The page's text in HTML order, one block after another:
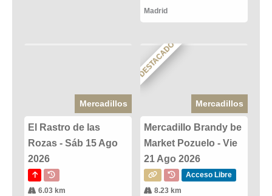
Madrid
Mercadillos
El Rastro de las
Rozas - Sáb 15 Ago
2026
6.03 km
DESTACADO
Mercadillos
Mercadillo Brandy be
Market Pozuelo - Vie
21 Ago 2026
Acceso Libre
8.23 km